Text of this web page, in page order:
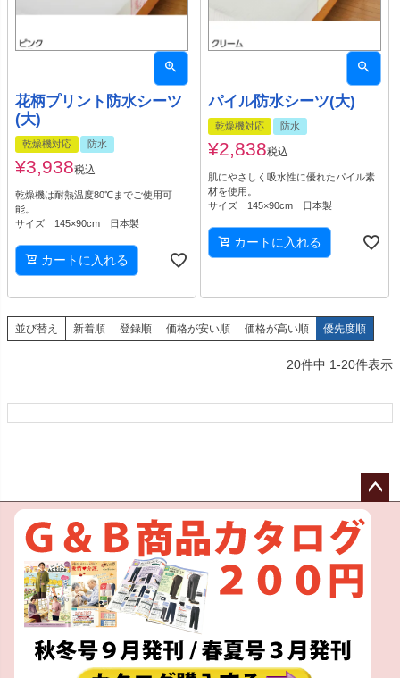
花柄プリント防水シーツ
(大)
乾燥機対応 防水
¥3,938税込
乾燥機は耐熱温度80℃までご使用可
能。
サイズ 145×90cm 日本製
カートに入れる
パイル防水シーツ(大)
乾燥機対応 防水
¥2,838税込
肌にやさしく吸水性に優れたパイル素
材を使用。
サイズ 145×90cm 日本製
カートに入れる
並び替え 新着順 登録順 価格が安い順 価格が高い順 優先度順
20件中 1-20件表示
ペー
ジト
へ